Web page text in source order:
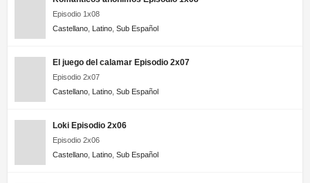
Bienvenidos a la familia 1×03 HD Online Temporada 1
Episodio 3
Bienvenidos a la familia 1×02 HD Online Temporada 1
Episodio 2
Episodio 1
Episodio 1x08
Castellano
Latino Sub Español
El juego del calamar Episodio 2x07
Episodio 2x07
Castellano
Latino Sub Español
Loki Episodio 2x06
Episodio 2x06
Castellano
Latino Sub Español